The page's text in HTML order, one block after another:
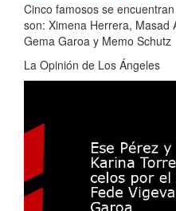
Cinco famosos se
son: Ximena Herrera, Masad
Gema Garoa y Memo Schutz
La Opinión de Los Ángeles